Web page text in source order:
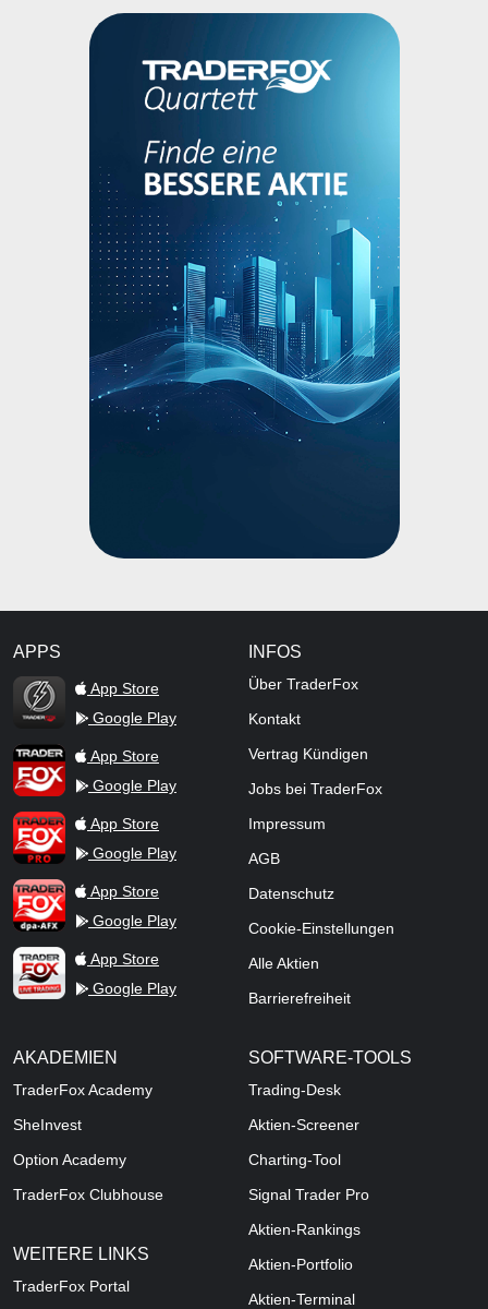
APPS
TraderFox Flash
App Store
Google Play
TraderFox AppApp Store
Google Play
TraderFox ProApp Store
Google Play
TraderFox dpa-AFX ProFeed
App Store
Google Play
TraderFox Live Trading
App Store
Google Play
INFOS
Über TraderFox
Kontakt
Vertrag Kündigen
Jobs bei TraderFox
Impressum
AGB
Datenschutz
Cookie-Einstellungen
Alle Aktien
Barrierefreiheit
AKADEMIEN
TraderFox Academy
SheInvest
Option Academy
TraderFox Clubhouse
WEITERE LINKS
TraderFox Portal
SOFTWARE-TOOLS
Trading-Desk
Aktien-Screener
Charting-Tool
Signal Trader Pro
Aktien-Rankings
Aktien-Portfolio
Aktien-Terminal